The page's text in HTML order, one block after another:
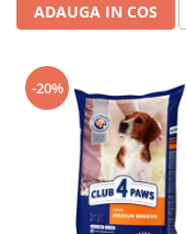
ADAUGA IN COS
-20%